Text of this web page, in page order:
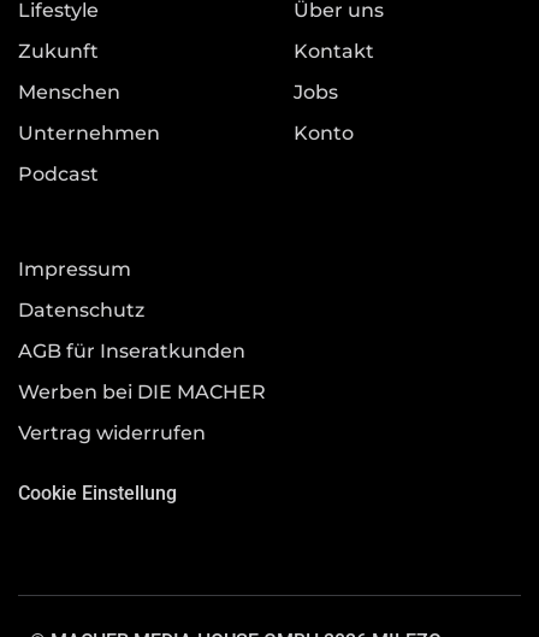
Lifestyle
Zukunft
Menschen
Unternehmen
Podcast
Über uns
Kontakt
Jobs
Konto
Impressum
Datenschutz
AGB für Inseratkunden
Werben bei DIE MACHER
Vertrag widerrufen
Cookie Einstellung